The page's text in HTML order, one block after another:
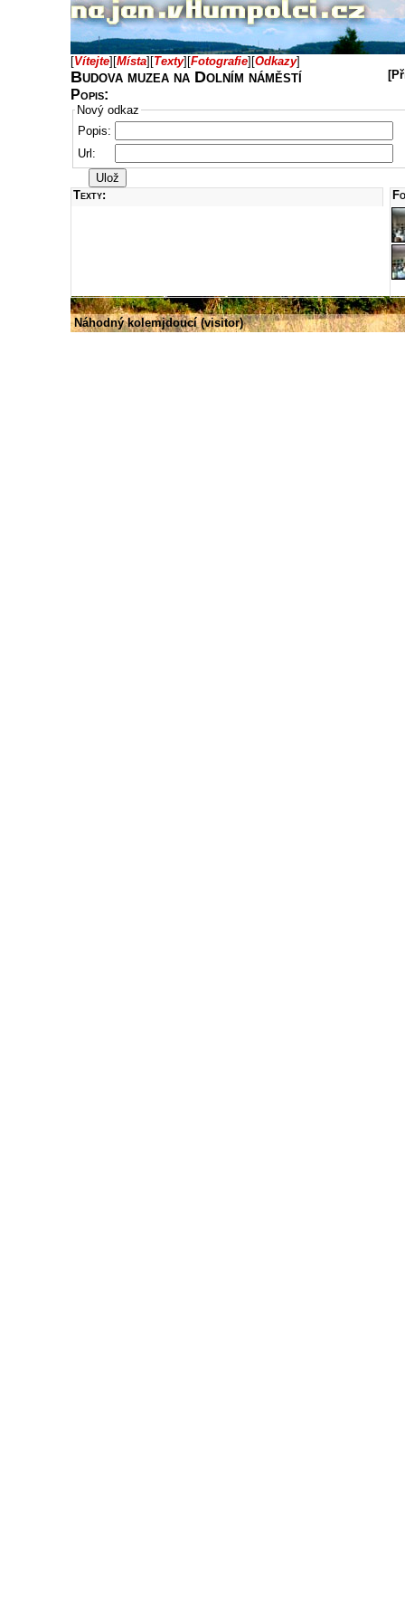
[Vítejte] [Místa] [Texty] [Fotografie] [Odkazy]
Budova muzea na Dolním náměstí
Popis:
Nový odkaz
Popis:
Url:
Texty:
Náhodný kolemjdoucí (visitor)